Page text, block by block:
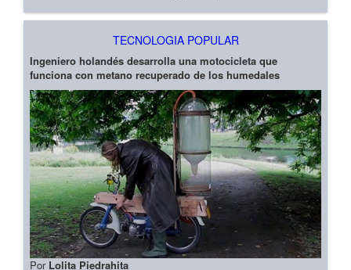
TECNOLOGIA POPULAR
Ingeniero holandés desarrolla una motocicleta que
funciona con metano recuperado de los humedales
Por Lolita Piedrahita